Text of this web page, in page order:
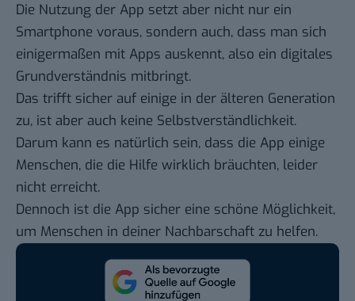
Die Nutzung der App setzt aber nicht nur ein
Smartphone voraus, sondern auch, dass man sich
einigermaßen mit Apps auskennt, also ein digitales
Grundverständnis mitbringt.
Das trifft sicher auf einige in der älteren Generation
zu, ist aber auch keine Selbstverständlichkeit.
Darum kann es natürlich sein, dass die App einige
Menschen, die die Hilfe wirklich bräuchten, leider
nicht erreicht.
Dennoch ist die App sicher eine schöne Möglichkeit,
um Menschen in deiner Nachbarschaft zu helfen.